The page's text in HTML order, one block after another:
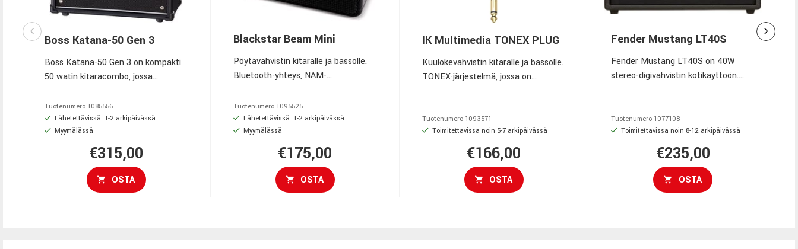
Boss Katana-50 Gen 3
Boss Katana-50 Gen 3 on kompakti
50 watin kitaracombo, jossa
12 vahvistinmallia ja
sisäänrakennetut BOSS-efektit –
täydellinen kumppani harjoitteluun,
keikoille ja studioon.
Tuotenumero 1085556
Lähetettävissä: 1-2 arkipäivässä
Myymälässä
€315,00
OSTA
Blackstar Beam Mini
Pöytävahvistin kitaralle ja bassolle.
Bluetooth-yhteys, NAM-
Tuotenumero 1095525
Lähetettävissä: 1-2 arkipäivässä
Myymälässä
€175,00
OSTA
IK Multimedia TONEX PLUG
Kuulokevahvistin kitaralle ja bassolle.
TONEX-järjestelmä, jossa on
Modelin TONEX-ekosysteemiin.
Tuotenumero 1093571
Toimitettavissa noin 5-7 arkipäivässä
€166,00
OSTA
Fender Mustang LT40S
Fender Mustang LT40S on 40W
stereo-digivahvistin kotikäyttöön.
liitännällä. Yhteensopiva Fender
TONE LT -sovelluksen kanssa.
Tuotenumero 1077108
Toimitettavissa noin 8-12 arkipäivässä
€235,00
OSTA